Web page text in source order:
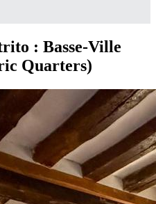
: Basse-Ville
Quarters)